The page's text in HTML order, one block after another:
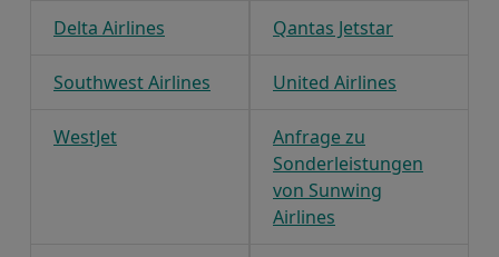
Delta Airlines Qantas Jetstar
Southwest Airlines United Airlines
WestJet
Anfrage zu
Sonderleistungen
von Sunwing
Airlines